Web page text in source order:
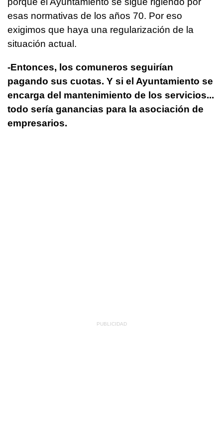
esas normativas de los años 70. Por eso
exigimos que haya una regularización de la
situación actual.
-Entonces, los comuneros seguirían
pagando sus cuotas. Y si el Ayuntamiento se
encarga del mantenimiento de los servicios...
todo sería ganancias para la asociación de
empresarios.